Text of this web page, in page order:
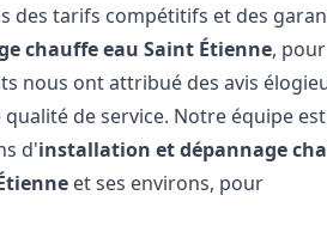
des tarifs compétitifs et des
chauffe eau Saint Étienne,
nous ont attribué des avis
de service. Notre équipe
d'installation et dépannage
et ses environs, pour